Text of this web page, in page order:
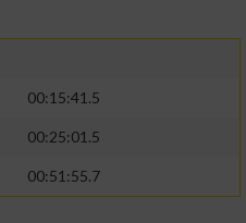
00:15:41.5
00:25:01.5
00:51:55.7